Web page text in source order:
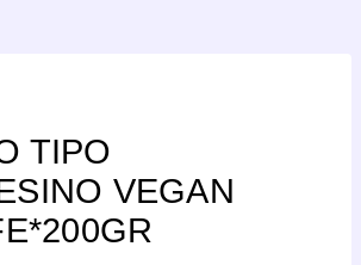
TIPO
VEGAN